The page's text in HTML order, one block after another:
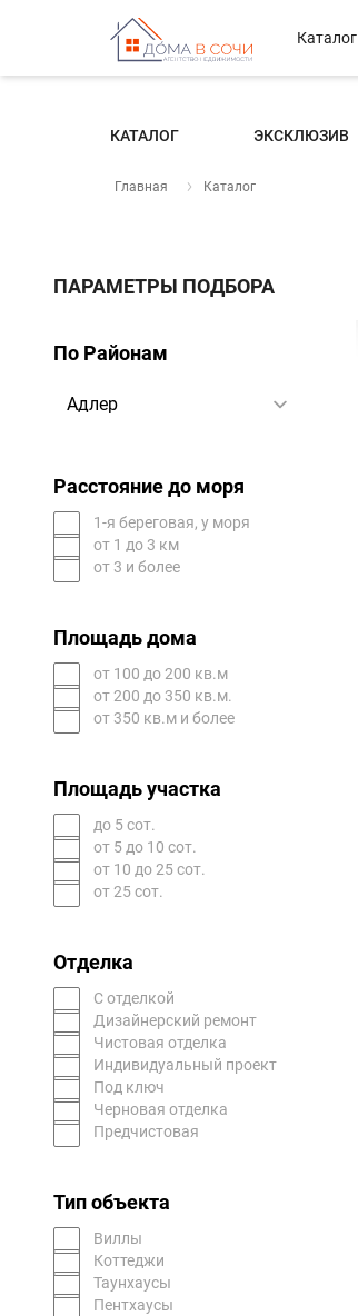
Каталог
КАТАЛОГ ЭКСКЛЮЗИВ
Главная Каталог
ПАРАМЕТРЫ ПОДБОРА
По Районам
Расстояние до моря
1-я береговая, у моря
от 1 до 3 км
от 3 и более
Площадь дома
от 100 до 200 кв.м
от 200 до 350 кв.м.
от 350 кв.м и более
Площадь участка
до 5 сот.
от 5 до 10 сот.
от 10 до 25 сот.
от 25 сот.
Отделка
С отделкой
Дизайнерский ремонт
Чистовая отделка
Индивидуальный проект
Под ключ
Черновая отделка
Предчистовая
Тип объекта
Виллы
Коттеджи
Таунхаусы
Пентхаусы